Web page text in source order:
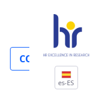
COLABORA
es-ES